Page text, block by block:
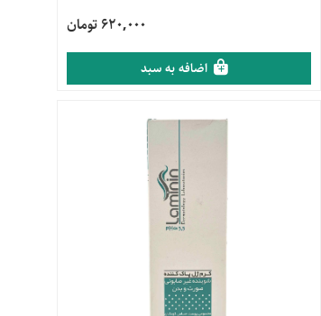
620,000 تومان
اضافه به سبد